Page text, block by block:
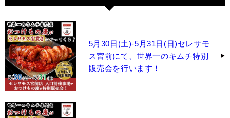
5月30日(土)-5月31日(日)セレサモ
ス宮前にて、世界一のキムチ特別
販売会を行います！